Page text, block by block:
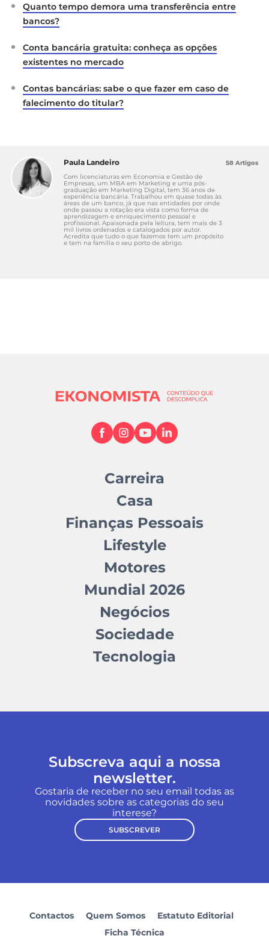
Quanto tempo demora uma transferência entre
bancos?
Conta bancária gratuita: conheça as opções
existentes no mercado
Contas bancárias: sabe o que fazer em caso de
falecimento do titular?
Paula Landeiro
Com licenciaturas em Economia e Gestão de
Empresas, um MBA em Marketing e uma pós-
graduação em Marketing Digital, tem 36 anos de
experiência bancária. Trabalhou em quase todas às
áreas de um banco, já que nas entidades por onde
onde passou a rotação era vista como forma de
aprendizagem e enriquecimento pessoal e
profissional. Apaixonada pela leitura, tem mais de 3
mil livros ordenados e catalogados por autor.
Acredita que tudo o que fazemos tem um propósito
e tem na família o seu porto de abrigo.
58 Artigos
Carreira
Casa
Finanças Pessoais
Lifestyle
Motores
Mundial 2026
Negócios
Sociedade
Tecnologia
Subscreva aqui a nossa
newsletter.
Gostaria de receber no seu email todas as
novidades sobre as categorias do seu
interese?
SUBSCREVER
Contactos Quem Somos
Estatuto Editorial
Ficha Técnica